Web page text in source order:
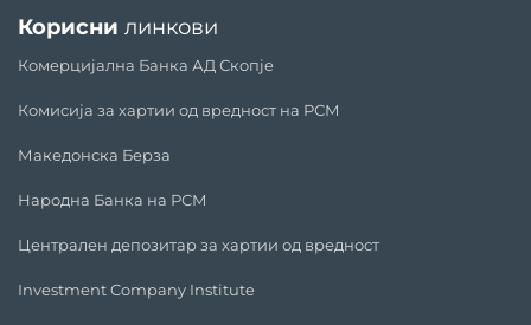
Корисни линкови
Комерцијална Банка АД Скопје
Комисија за хартии од вредност на РСМ
Македонска Берза
Народна Банка на РСМ
Централен депозитар за хартии од вредност
Investment Company Institute